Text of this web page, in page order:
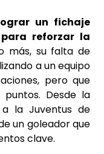
un fichaje
reforzar la
más, su falta de
a un equipo
pero que
Desde la
la Juventus de
un goleador que
clave.